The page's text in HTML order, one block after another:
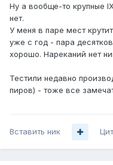
Ну а вообще-то крупные
нет.
У меня в паре мест
уже с год - пара
хорошо. Нареканий нет
Тестили недавно
пиров) - тоже все
Вставить ник